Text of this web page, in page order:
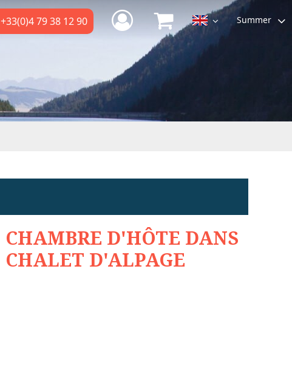
+33(0)4 79 38 12 90 Summer
CHAMBRE D'HÔTE DANS
CHALET D'ALPAGE